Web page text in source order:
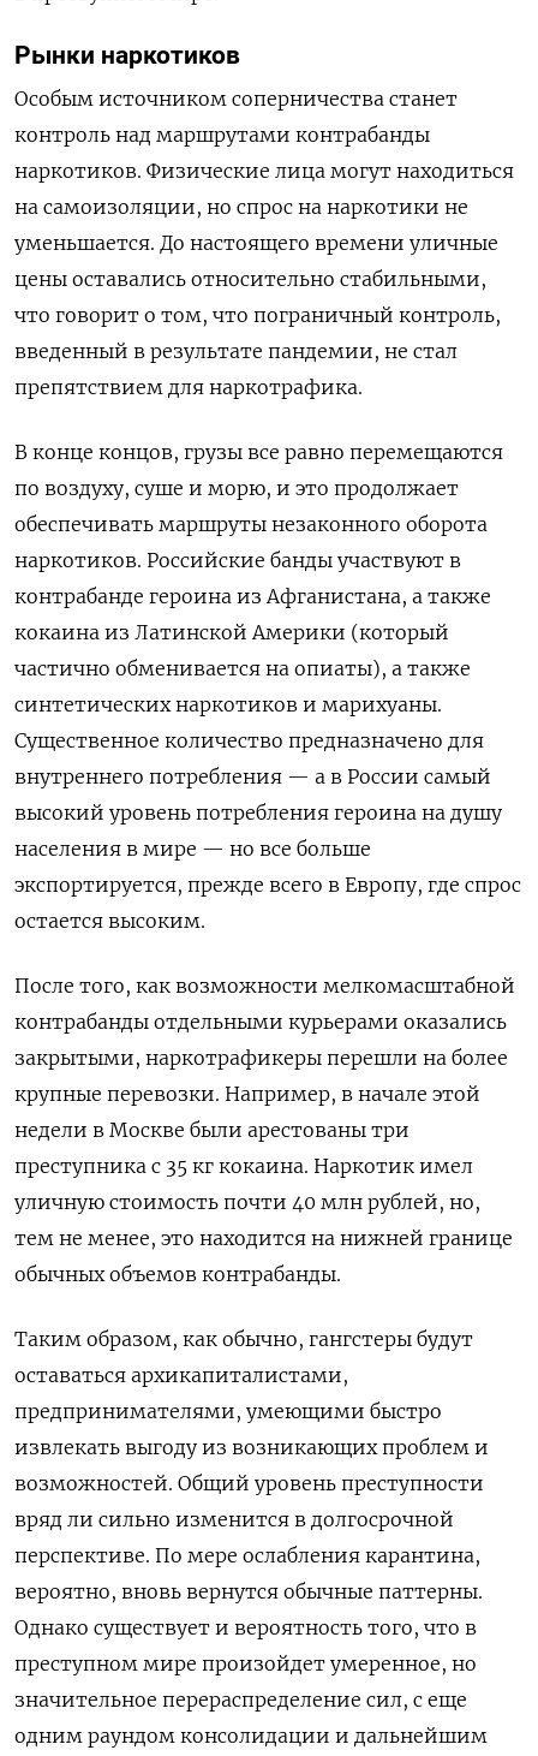
Рынки наркотиков
Особым источником соперничества станет
контроль над маршрутами контрабанды
наркотиков. Физические лица могут находиться
на самоизоляции, но спрос на наркотики не
уменьшается. До настоящего времени уличные
цены оставались относительно стабильными,
что говорит о том, что пограничный контроль,
введенный в результате пандемии, не стал
препятствием для наркотрафика.
В конце концов, грузы все равно перемещаются
по воздуху, суше и морю, и это продолжает
обеспечивать маршруты незаконного оборота
наркотиков. Российские банды участвуют в
контрабанде героина из Афганистана, а также
кокаина из Латинской Америки (который
частично обменивается на опиаты), а также
синтетических наркотиков и марихуаны.
Существенное количество предназначено для
внутреннего потребления — а в России самый
высокий уровень потребления героина на душу
населения в мире — но все больше
экспортируется, прежде всего в Европу, где спрос
остается высоким.
После того, как возможности мелкомасштабной
контрабанды отдельными курьерами оказались
закрытыми, наркотрафикеры перешли на более
крупные перевозки. Например, в начале этой
недели в Москве были арестованы три
преступника с 35 кг кокаина. Наркотик имел
уличную стоимость почти 40 млн рублей, но,
тем не менее, это находится на нижней границе
обычных объемов контрабанды.
Таким образом, как обычно, гангстеры будут
оставаться архикапиталистами,
предпринимателями, умеющими быстро
извлекать выгоду из возникающих проблем и
возможностей. Общий уровень преступности
вряд ли сильно изменится в долгосрочной
перспективе. По мере ослабления карантина,
вероятно, вновь вернутся обычные паттерны.
Однако существует и вероятность того, что в
преступном мире произойдет умеренное, но
значительное перераспределение сил, с еще
одним раундом консолидации и дальнейшим